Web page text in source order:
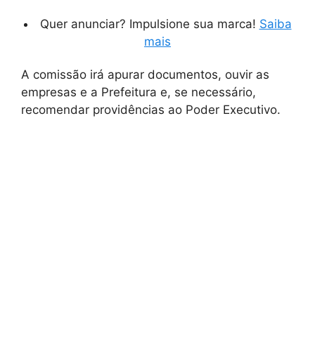
Quer anunciar? Impulsione sua marca! Saiba
mais
A comissão irá apurar documentos, ouvir as
empresas e a Prefeitura e, se necessário,
recomendar providências ao Poder Executivo.